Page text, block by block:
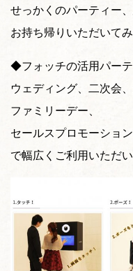
せっかくのパーティー
お持ち帰りいただいて
◆フォッチの活用パー
ウェディング、二次会
ファミリーデー、
セールスプロモーショ
で幅広くご利用いただい